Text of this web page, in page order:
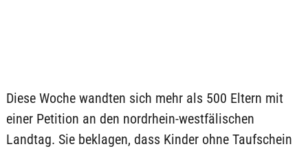
Diese Woche wandten sich mehr als 500 Eltern mit
einer Petition an den nordrhein-westfälischen
Landtag. Sie beklagen, dass Kinder ohne Taufschein